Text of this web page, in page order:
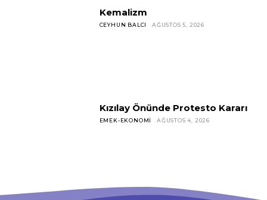
Kemalizm
CEYHUN BALCI AĞUSTOS 5, 2026
Kızılay Önünde Protesto Kararı
EMEK-EKONOMI AĞUSTOS 4, 2026